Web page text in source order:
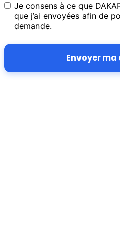
Je consens à ce que
que j’ai envoyées afin de
demande.
Envoyer